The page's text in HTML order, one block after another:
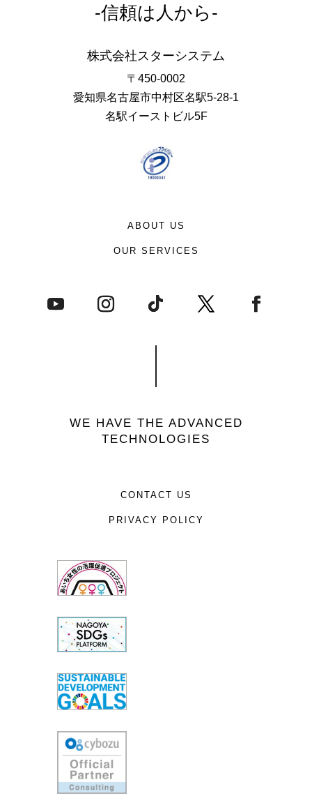
-信頼は人から-
株式会社スターシステム
〒450-0002
愛知県名古屋市中村区名駅5-28-1
名駅イーストビル5F
ABOUT US
OUR SERVICES
WE HAVE THE ADVANCED
TECHNOLOGIES
CONTACT US
PRIVACY POLICY